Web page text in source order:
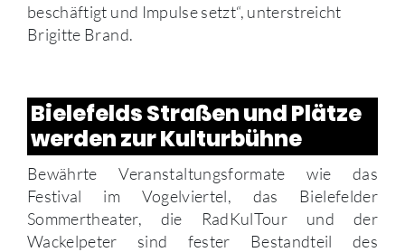
beschäftigt und Impulse setzt“, unterstreicht
Brigitte Brand.
Bielefelds Straßen und Plätze
werden zur Kulturbühne
Bewährte Veranstaltungsformate wie das
Festival im Vogelviertel, das Bielefelder
Sommertheater, die RadKulTour und der
Wackelpeter sind fester Bestandteil des